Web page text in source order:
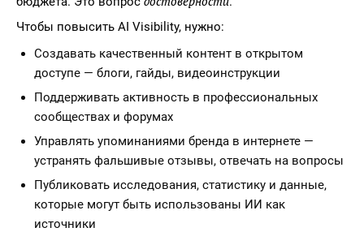
Чтобы повысить AI Visibility, нужно:
Создавать качественный контент в открытом
доступе — блоги, гайды, видеоинструкции
Поддерживать активность в профессиональных
сообществах и форумах
Управлять упоминаниями бренда в интернете —
устранять фальшивые отзывы, отвечать на вопросы
Публиковать исследования, статистику и данные,
которые могут быть использованы ИИ как
источники